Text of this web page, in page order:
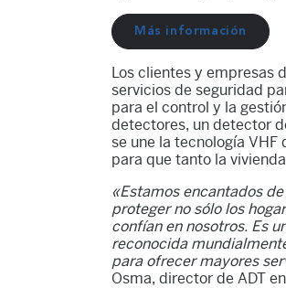
Más información
Los clientes y empresas
servicios de seguridad
para el control y la
detectores, un detector
se une la tecnología
para que tanto la
«Estamos encantados
proteger no sólo los
confían en nosotros. Es
reconocida
para ofrecer mayores
Osma, director de ADT